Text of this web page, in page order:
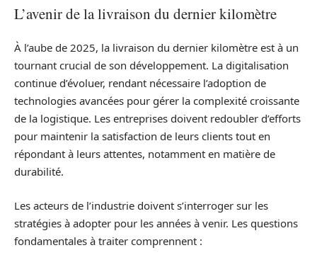
L’avenir de la livraison du dernier kilomètre
À l’aube de 2025, la livraison du dernier kilomètre est à un
tournant crucial de son développement. La digitalisation
continue d’évoluer, rendant nécessaire l’adoption de
technologies avancées pour gérer la complexité croissante
de la logistique. Les entreprises doivent redoubler d’efforts
pour maintenir la satisfaction de leurs clients tout en
répondant à leurs attentes, notamment en matière de
durabilité.
Les acteurs de l’industrie doivent s’interroger sur les
stratégies à adopter pour les années à venir. Les questions
fondamentales à traiter comprennent :